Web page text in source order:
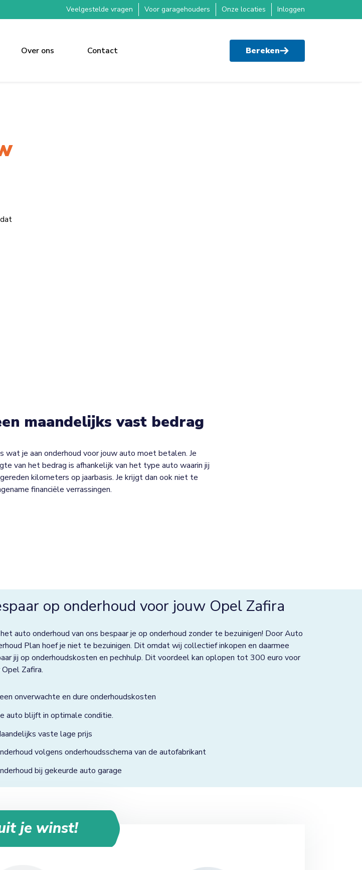
Veelgestelde vragen Voor garagehouders Onze locaties Inloggen
Over ons Contact Bereken
maandelijks vast bedrag
je aan onderhoud voor jouw auto moet betalen. Je
van het bedrag is afhankelijk van het type auto waarin jij
kilometers op jaarbasis. Je krijgt dan ook niet te
financiële verrassingen.
op onderhoud voor jouw Opel Zafira
auto onderhoud van ons bespaar je op onderhoud zonder te bezuinigen! Door Auto
Plan hoef je niet te bezuinigen. Dit omdat wij collectief inkopen en daarmee
jij op onderhoudskosten en pechhulp. Dit voordeel kan oplopen tot 300 euro voor
Zafira.
onverwachte en dure onderhoudskosten
auto blijft in optimale conditie.
vaste lage prijs
volgens onderhoudsschema van de autofabrikant
bij gekeurde auto garage
je winst!